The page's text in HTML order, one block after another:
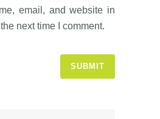
email, and website in
next time I comment.